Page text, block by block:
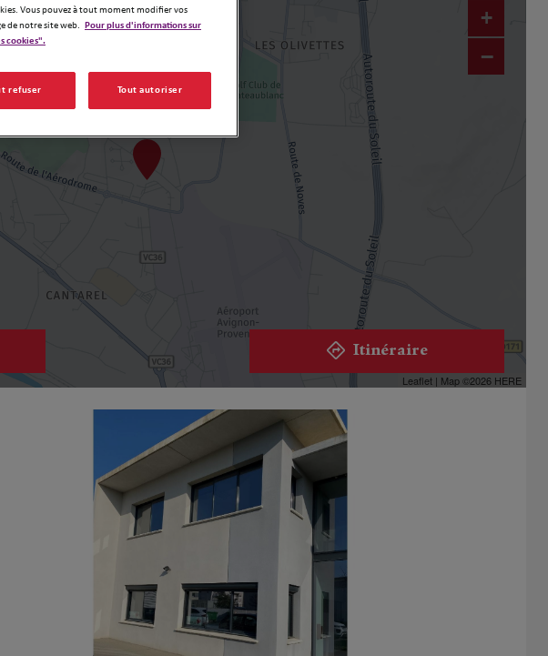
+
−
Leaflet | Map ©2026 HERE
Itinéraire
Vous pouvez à tout moment modifier vos
de notre site web. Pour plus d'informations sur
cookies".
refuser Tout autoriser